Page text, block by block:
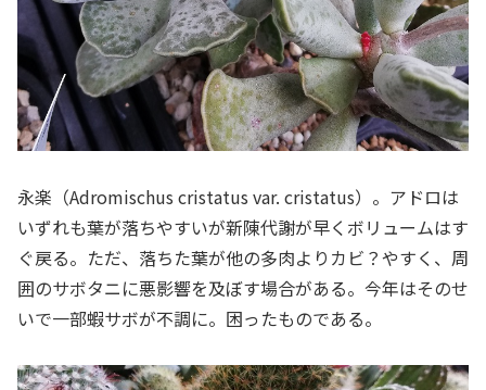
永楽（Adromischus cristatus var. cristatus）。アドロは
いずれも葉が落ちやすいが新陳代謝が早くボリュームはす
ぐ戻る。ただ、落ちた葉が他の多肉よりカビ？やすく、周
囲のサボタニに悪影響を及ぼす場合がある。今年はそのせ
いで一部蝦サボが不調に。困ったものである。